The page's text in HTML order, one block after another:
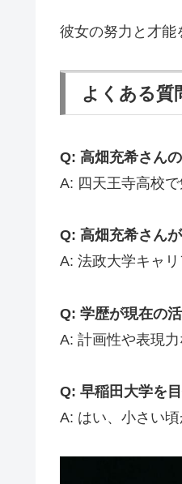
彼女の努力と才能
よくある質
Q: 高畑充希さん
A: 四天王寺高校
Q: 高畑充希さん
A: 法政大学キャ
Q: 学歴が現在の
A: 計画性や表現
Q: 早稲田大学を
A: はい、小さい